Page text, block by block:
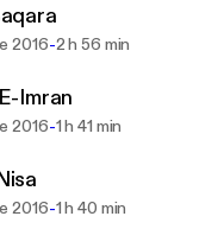
of Qur’an and the
Al Hijazi even certified
A’n Assem
ministry of Ma’arif
School.
2016-2 h 56 min
Imran
2016-1 h 41 min
2016-1 h 40 min